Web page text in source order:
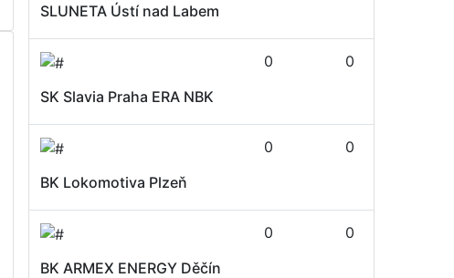
SLUNETA Ústí nad Labem
SK Slavia Praha ERA NBK
0 0
BK Lokomotiva Plzeň
0 0
BK ARMEX ENERGY Děčín
0 0